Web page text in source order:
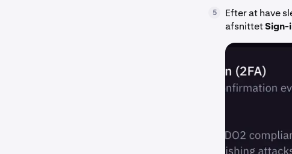
5 Efter at have
afsnittetSign-